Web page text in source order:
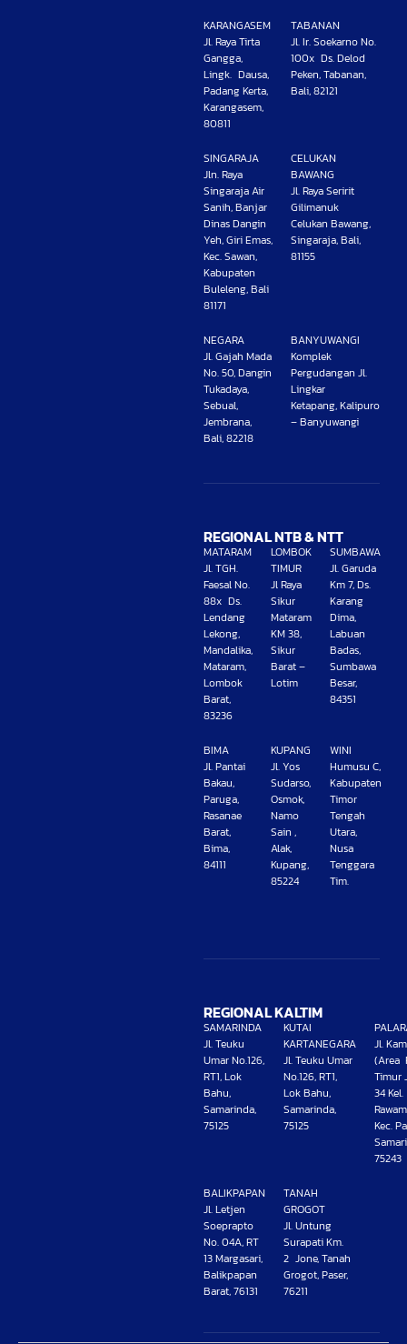
KARANGASEM
Jl. Raya Tirta
Gangga,
Lingk. Dausa,
Padang Kerta,
Karangasem,
80811
TABANAN
Jl. Ir. Soekarno No.
100x Ds. Delod
Peken, Tabanan,
Bali, 82121
SINGARAJA
Jln. Raya
Singaraja Air
Sanih, Banjar
Dinas Dangin
Yeh, Giri Emas,
Kec. Sawan,
Kabupaten
Buleleng, Bali
81171
CELUKAN
BAWANG
Jl. Raya Seririt
Gilimanuk
Celukan Bawang,
Singaraja, Bali,
81155
NEGARA
Jl. Gajah Mada
No. 50, Dangin
Tukadaya,
Sebual,
Jembrana,
Bali, 82218
BANYUWANGI
Komplek
Pergudangan Jl.
Lingkar
Ketapang, Kalipuro
– Banyuwangi
REGIONAL NTB & NTT
MATARAM
Jl. TGH.
Faesal No.
88x Ds.
Lendang
Lekong,
Mandalika,
Mataram,
Lombok
Barat,
83236
LOMBOK
TIMUR
Jl Raya
Sikur
Mataram
KM 38,
Sikur
Barat –
Lotim
SUMBAWA
Jl. Garuda
Km 7, Ds.
Karang
Dima,
Labuan
Badas,
Sumbawa
Besar,
84351
BIMA
Jl. Pantai
Bakau,
Paruga,
Rasanae
Barat,
Bima,
84111
KUPANG
Jl. Yos
Sudarso,
Osmok,
Namo
Sain ,
Alak,
Kupang,
85224
WINI
Humusu C,
Kabupaten
Timor
Tengah
Utara,
Nusa
Tenggara
Tim.
REGIONAL KALTIM
SAMARINDA
Jl. Teuku
Umar No.126,
RT1, Lok
Bahu,
Samarinda,
75125
KUTAI
KARTANEGARA
Jl. Teuku Umar
No.126, RT1,
Lok Bahu,
Samarinda,
75125
Jl.
(Area
Timur
34 Kel.
Kec.
75243
BALIKPAPAN
Jl. Letjen
Soeprapto
No. 04A, RT
13 Margasari,
Balikpapan
Barat, 76131
TANAH
GROGOT
Jl. Untung
Surapati Km.
2 Jone, Tanah
Grogot, Paser,
76211